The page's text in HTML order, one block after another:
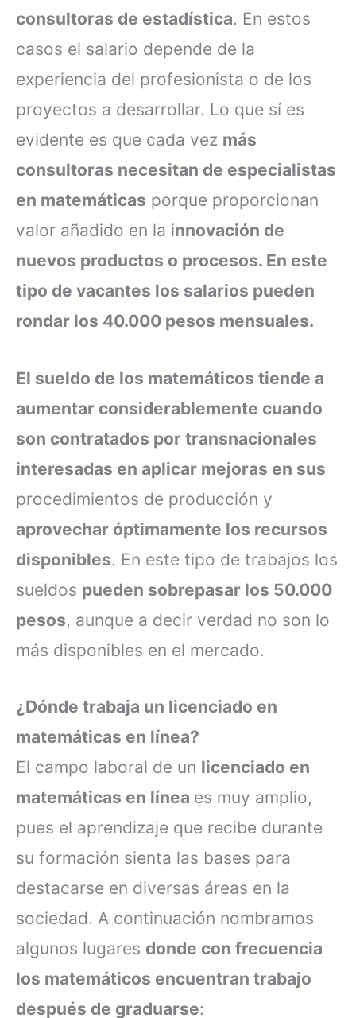
consultoras de estadística. En estos
casos el salario depende de la
experiencia del profesionista o de los
proyectos a desarrollar. Lo que sí es
evidente es que cada vez más
consultoras necesitan de especialistas
en matemáticas porque proporcionan
valor añadido en la innovación de
nuevos productos o procesos. En este
tipo de vacantes los salarios pueden
rondar los 40.000 pesos mensuales.
El sueldo de los matemáticos tiende a
aumentar considerablemente cuando
son contratados por transnacionales
interesadas en aplicar mejoras en sus
procedimientos de producción y
aprovechar óptimamente los recursos
disponibles. En este tipo de trabajos los
sueldos pueden sobrepasar los 50.000
pesos, aunque a decir verdad no son lo
más disponibles en el mercado.
¿Dónde trabaja un licenciado en
matemáticas en línea?
El campo laboral de un licenciado en
matemáticas en línea es muy amplio,
pues el aprendizaje que recibe durante
su formación sienta las bases para
destacarse en diversas áreas en la
sociedad. A continuación nombramos
algunos lugares donde con frecuencia
los matemáticos encuentran trabajo
después de graduarse: